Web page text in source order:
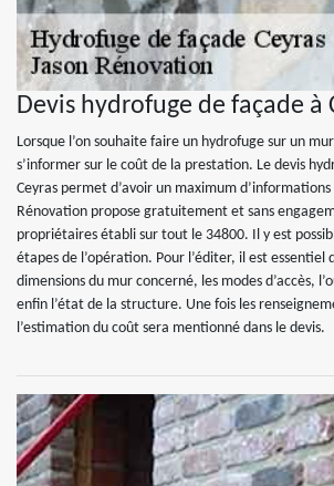
Devis hydrofuge de façade à
Lorsque l’on souhaite faire un hydrofuge sur un
s’informer sur le coût de la prestation. Le devis
Ceyras permet d’avoir un maximum
Rénovation propose gratuitement et sans
propriétaires établi sur tout le 34800. Il y est
étapes de l’opération. Pour l’éditer, il est essentiel
dimensions du mur concerné, les modes d’accès,
enfin l’état de la structure. Une fois les
l’estimation du coût sera mentionné dans le devis.